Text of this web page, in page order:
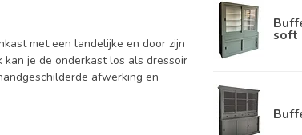
met een landelijke en door zijn
je de onderkast los als dressoir
afwerking en
soft